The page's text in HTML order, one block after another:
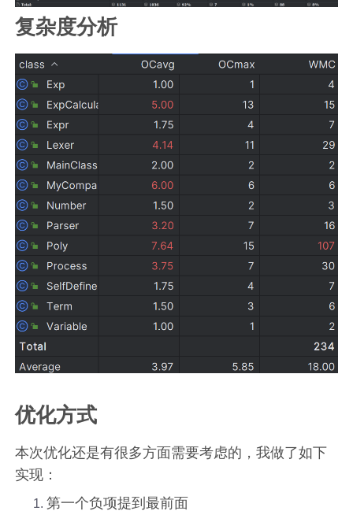
复杂度分析
优化方式
本次优化还是有很多方面需要考虑的，我做了如下
实现：
第一个负项提到最前面